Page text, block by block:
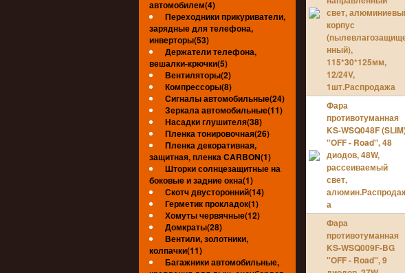
автомобилем(4)
Переходники прикуриватели,
зарядные для телефона,
инверторы(53)
Держатели телефона,
вешалки-крючки(5)
Вентиляторы(2)
Компрессоры(8)
Сигналы автомобильные(24)
Зеркала автомобильные(11)
Насадки глушителя(38)
Пленка тонировочная(26)
Пленка декоративная,
защитная, пленка CARBON(1)
Шторки солнцезащитные на
боковые и задние окна(1)
Скотч двусторонний(14)
Герметик прокладок(1)
Хомуты червячные(12)
Домкраты(28)
Вентили, золотники,
колпачки(11)
Багажники автомобильные,
http://
УЦЕНЁННЫЙ
http://
УЦЕНЁННЫЙ
http://
УЦЕНЁННЫЙ
свет,
корпус
нный),
115*30*125мм,
12/24V,
1шт.Распродажа
Фара
противотуманная
KS-WSQ048F
''OFF - Road'', 48
диодов, 48W,
рассеиваемый
свет,
а
Фара
противотуманная
KS-WSQ009F-BG
''OFF - Road'', 9